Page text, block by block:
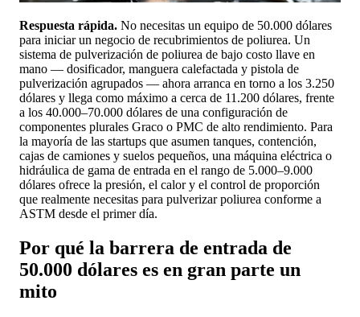
Respuesta rápida. No necesitas un equipo de 50.000 dólares
para iniciar un negocio de recubrimientos de poliurea. Un
sistema de pulverización de poliurea de bajo costo llave en
mano — dosificador, manguera calefactada y pistola de
pulverización agrupados — ahora arranca en torno a los 3.250
dólares y llega como máximo a cerca de 11.200 dólares, frente
a los 40.000–70.000 dólares de una configuración de
componentes plurales Graco o PMC de alto rendimiento. Para
la mayoría de las startups que asumen tanques, contención,
cajas de camiones y suelos pequeños, una máquina eléctrica o
hidráulica de gama de entrada en el rango de 5.000–9.000
dólares ofrece la presión, el calor y el control de proporción
que realmente necesitas para pulverizar poliurea conforme a
ASTM desde el primer día.
Por qué la barrera de entrada de
50.000 dólares es en gran parte un
mito